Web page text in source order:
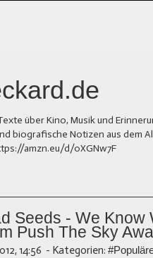
Texte über Kino, Musik und
biografische Notizen aus dem
amzn.eu/d/0XGNw7F
Seeds - We Know
Push The Sky
14:56 - Kategorien: